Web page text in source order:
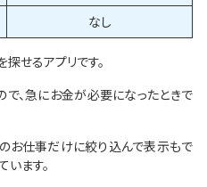
なし
せるアプリです。
、急にお金が必要になったときで
お仕事だけに絞り込んで表示もで
います。